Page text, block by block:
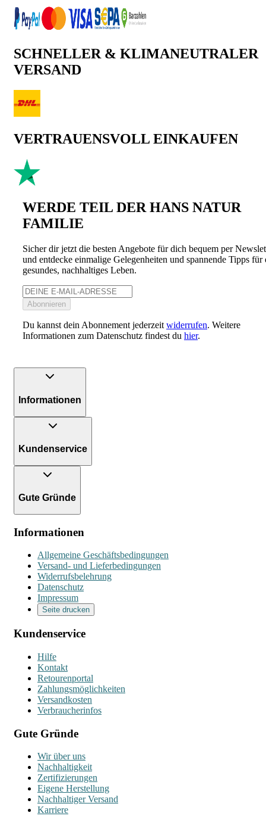
SCHNELLER & KLIMANEUTRALER
VERSAND
VERTRAUENSVOLL EINKAUFEN
WERDE TEIL DER HANS NATUR
FAMILIE
Sicher dir jetzt die besten Angebote für dich bequem per
und entdecke einmalige Gelegenheiten und spannende Tipps für
gesundes, nachhaltiges Leben.
Abonnieren
Du kannst dein Abonnement jederzeit widerrufen. Weitere
Informationen zum Datenschutz findest du hier.
Informationen
Kundenservice
Gute Gründe
Informationen
Allgemeine Geschäftsbedingungen
Versand- und Lieferbedingungen
Widerrufsbelehrung
Datenschutz
Impressum
Seite drucken
Kundenservice
Hilfe
Kontakt
Retourenportal
Zahlungsmöglichkeiten
Versandkosten
Verbraucherinfos
Gute Gründe
Wir über uns
Nachhaltigkeit
Zertifizierungen
Eigene Herstellung
Nachhaltiger Versand
Karriere